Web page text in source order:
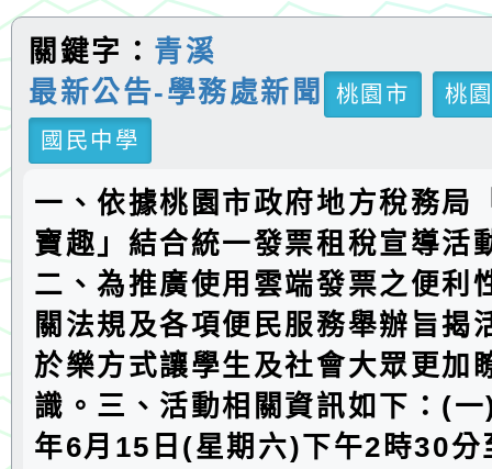
關鍵字： 青溪
最新公告-學務處新聞
桃園市
桃
國民中學
一、依據桃園市政府地方稅務局
寶趣」結合統一發票租稅宣導活
二、為推廣使用雲端發票之便利
關法規及各項便民服務舉辦旨揭
於樂方式讓學生及社會大眾更加
識。三、活動相關資訊如下：(
年6月15日(星期六)下午2時30